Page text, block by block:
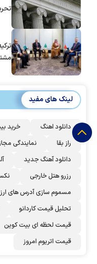
لینک های مفید
دانلود اهنگ خرید
راز بقا
نمایندگی
دانلود آهنگ جدید
رزرو هتل خارجی
مسموم سازی آدرس های
تحلیل قیمت کاردانو
قیمت لحظه ای بیت کوین
قیمت اتریوم امروز